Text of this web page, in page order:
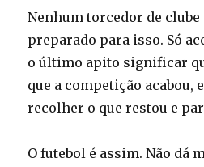
Nenhum torcedor de clube
preparado para isso. Só
o último apito significar
que a competição acabou,
recolher o que restou e
O futebol é assim. Não dá